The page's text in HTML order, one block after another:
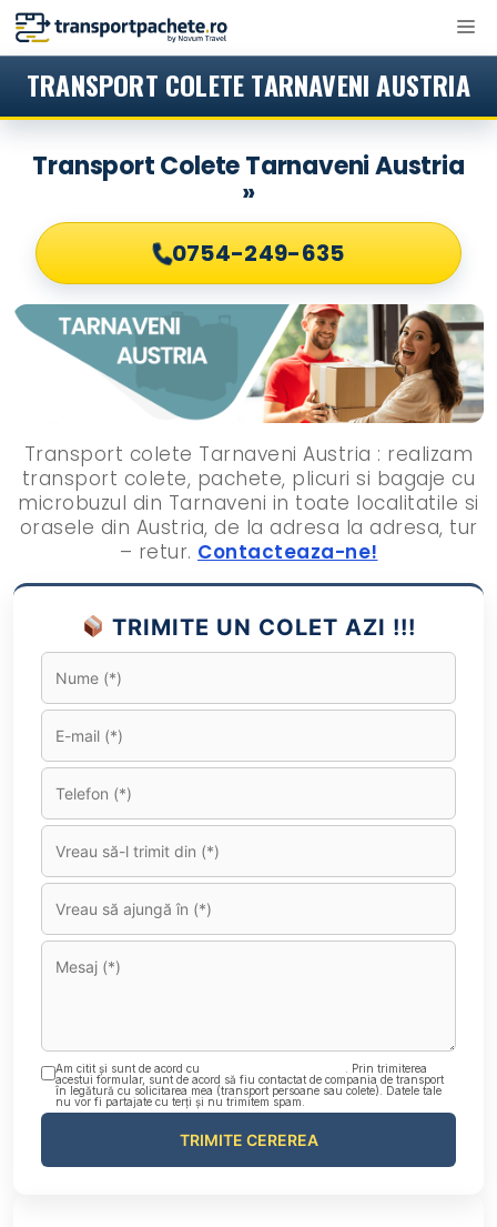
Sari
TRANSPORT COLETE TARNAVENI AUSTRIA
Transport Colete Tarnaveni Austria
»
0754-249-635
Transport colete Tarnaveni Austria : realizam
transport colete, pachete, plicuri si bagaje cu
microbuzul din Tarnaveni in toate localitatile si
orasele din Austria, de la adresa la adresa, tur
– retur. Contacteaza-ne!
TRIMITE UN COLET AZI !!!
Am citit și sunt de acord cu
. Prin trimiterea
acestui formular, sunt de acord să fiu contactat de compania de transport
în legătură cu solicitarea mea (transport persoane sau colete). Datele tale
nu vor fi partajate cu terți și nu trimitem spam.